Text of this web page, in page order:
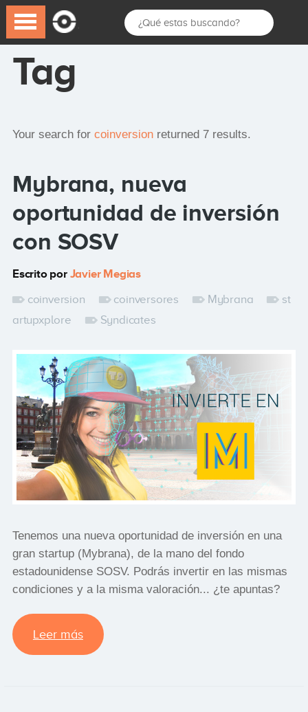
Tag
Your search for coinversionreturned 7 results.
Mybrana, nueva
oportunidad de inversión
con SOSV
Escrito por Javier Megias
coinversion
coinversores Mybrana
st
artupxplore
Syndicates
Tenemos una nueva oportunidad de inversión en una
gran startup (Mybrana), de la mano del fondo
estadounidense SOSV. Podrás invertir en las mismas
condiciones y a la misma valoración... ¿te apuntas?
Leer más